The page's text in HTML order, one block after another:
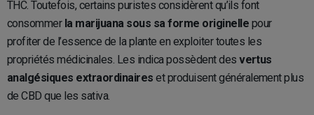
THC. Toutefois, certains puristes considèrent qu’ils font
consommer la marijuana sous sa forme originelle pour
profiter de l’essence de la plante en exploiter toutes les
propriétés médicinales. Les indica possèdent desvertus
analgésiques extraordinaires et produisent généralement plus
de CBD que les sativa.